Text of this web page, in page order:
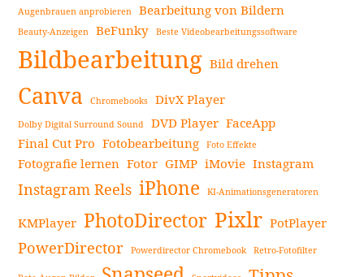
Augenbrauen anprobieren Bearbeitung von Bildern
Beauty-Anzeigen BeFunky Beste Videobearbeitungssoftware
Bildbearbeitung Bild drehen
Canva Chromebooks DivX Player
Dolby Digital Surround Sound DVD Player FaceApp
Final Cut Pro Fotobearbeitung Foto Effekte
Fotografie lernen Fotor GIMP iMovie Instagram
Instagram Reels iPhone KI-Animationsgeneratoren
KMPlayer PhotoDirector Pixlr PotPlayer
PowerDirector Powerdirector Chromebook Retro-Fotofilter